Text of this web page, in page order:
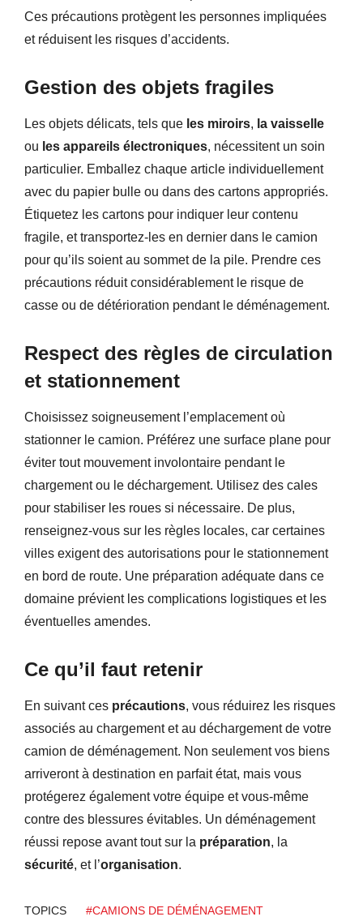
Ces précautions protègent les personnes impliquées
et réduisent les risques d’accidents.
Gestion des objets fragiles
Les objets délicats, tels que les miroirs, la vaisselle
ou les appareils électroniques, nécessitent un soin
particulier. Emballez chaque article individuellement
avec du papier bulle ou dans des cartons appropriés.
Étiquetez les cartons pour indiquer leur contenu
fragile, et transportez-les en dernier dans le camion
pour qu’ils soient au sommet de la pile. Prendre ces
précautions réduit considérablement le risque de
casse ou de détérioration pendant le déménagement.
Respect des règles de circulation
et stationnement
Choisissez soigneusement l’emplacement où
stationner le camion. Préférez une surface plane pour
éviter tout mouvement involontaire pendant le
chargement ou le déchargement. Utilisez des cales
pour stabiliser les roues si nécessaire. De plus,
renseignez-vous sur les règles locales, car certaines
villes exigent des autorisations pour le stationnement
en bord de route. Une préparation adéquate dans ce
domaine prévient les complications logistiques et les
éventuelles amendes.
Ce qu’il faut retenir
En suivant ces précautions, vous réduirez les risques
associés au chargement et au déchargement de votre
camion de déménagement. Non seulement vos biens
arriveront à destination en parfait état, mais vous
protégerez également votre équipe et vous-même
contre des blessures évitables. Un déménagement
réussi repose avant tout sur la préparation, la
sécurité, et l’organisation.
TOPICS
#CAMIONS DE DÉMÉNAGEMENT